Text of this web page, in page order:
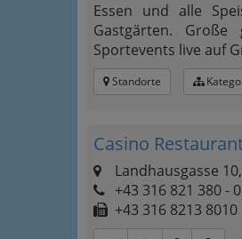
Essen und alle
Gastgärten.
Sportevents live auf
Standorte
Casino
Landhausgasse
+43 316 821 380 - 0
+43 316 8213 8010